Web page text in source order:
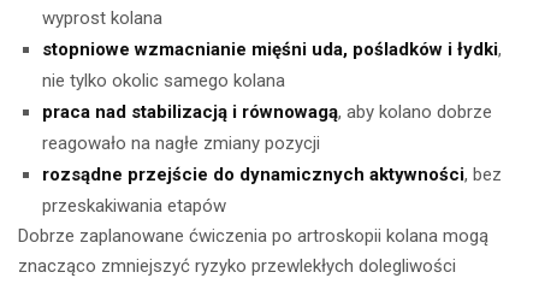
wyprost kolana
stopniowe wzmacnianie mięśni uda, pośladków i łydki,
nie tylko okolic samego kolana
praca nad stabilizacją i równowagą, aby kolano dobrze
reagowało na nagłe zmiany pozycji
rozsądne przejście do dynamicznych aktywności, bez
przeskakiwania etapów
Dobrze zaplanowane ćwiczenia po artroskopii kolana mogą
znacząco zmniejszyć ryzyko przewlekłych dolegliwości